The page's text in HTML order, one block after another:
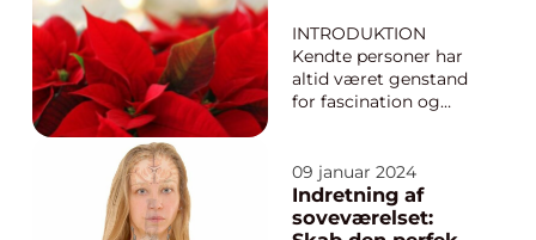
hvordan de har
formet kunsthis...
et Fascinerende
Emne
INTRODUKTION
Kendte personer har
altid været genstand
for fascination og
Hvad end det er
filmstjerner, musikere,
politikere eller
09 januar 2024
Indretning af
soveværelset: